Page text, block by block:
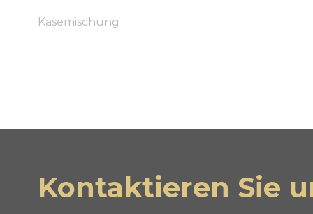
Käsemischung
Kontaktieren Sie